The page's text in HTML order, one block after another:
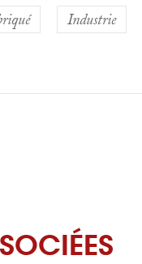
Industrie